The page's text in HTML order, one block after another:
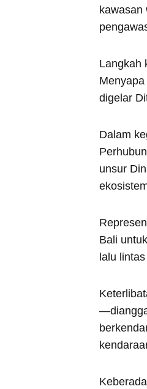
kawasan
Langkah
digelar
Dalam
unsur
Bali
lalu